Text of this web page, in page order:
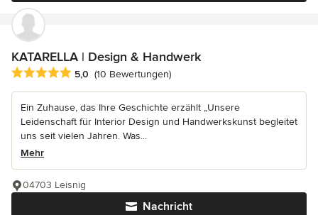
KATARELLA | Design & Handwerk
Durchschnittliche Bewertung: 5 von 5 Sternen
5,0 (10 Bewertungen)
Ein Zuhause, das Ihre Geschichte erzählt „Unsere
Leidenschaft für Interior Design und Handwerkskunst begleitet
uns seit vielen Jahren. Was...
Mehr
Nachricht
04703 Leisnig